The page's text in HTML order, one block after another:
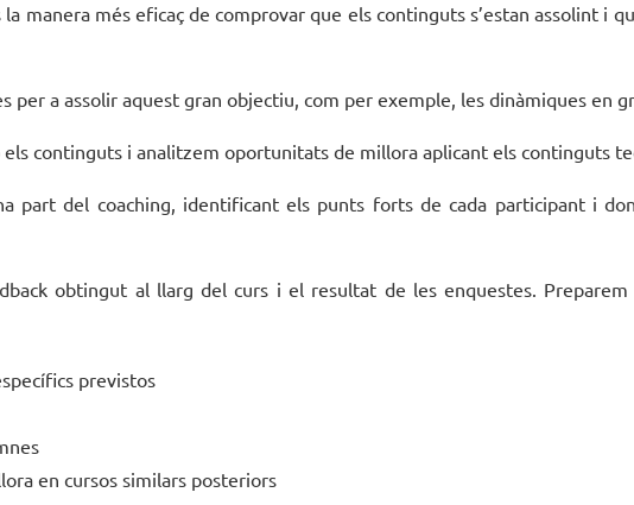
manera més eficaç de comprovar que els continguts s’estan assolint i
a assolir aquest gran objectiu, com per exemple, les dinàmiques en
continguts i analitzem oportunitats de millora aplicant els continguts
part del coaching, identificant els punts forts de cada participant i
obtingut al llarg del curs i el resultat de les enquestes.
previstos
en cursos similars posteriors